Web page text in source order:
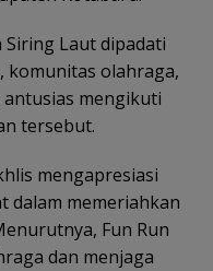
Siring Laut dipadati
komunitas olahraga,
mengikuti
tersebut.
mengapresiasi
dalam memeriahkan
Fun Run
dan menjaga